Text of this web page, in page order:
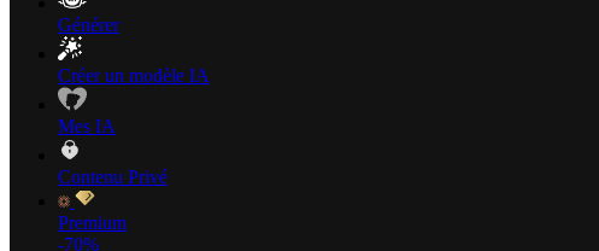
Générer
Créer un modèle IA
Mes IA
Contenu Privé
Premium
-70%